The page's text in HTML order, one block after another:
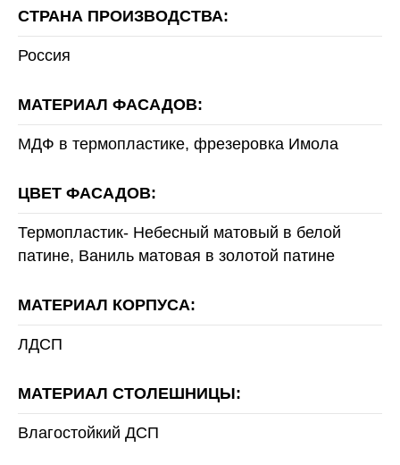
СТРАНА ПРОИЗВОДСТВА:
Россия
МАТЕРИАЛ ФАСАДОВ:
МДФ в термопластике, фрезеровка Имола
ЦВЕТ ФАСАДОВ:
Термопластик- Небесный матовый в белой
патине, Ваниль матовая в золотой патине
МАТЕРИАЛ КОРПУСА:
ЛДСП
МАТЕРИАЛ СТОЛЕШНИЦЫ:
Влагостойкий ДСП